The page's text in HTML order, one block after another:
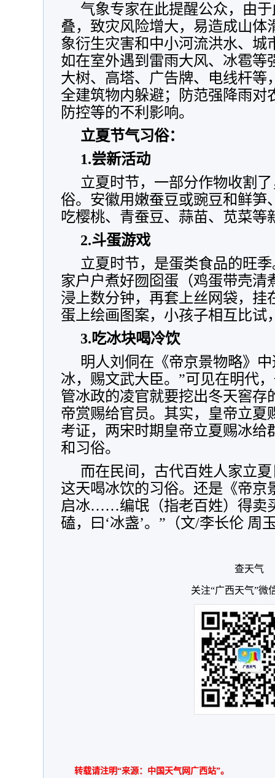
气象专家在此提醒公众，由
叠，致灾风险增大，易造成山体
象衍生灾害和中小河流洪水、城
如在室外遇到雷雨大风、冰雹等
大树、高塔、广告牌、电线杆等
全建筑物内躲避；防范强降雨对
防控等的不利影响。
立夏节气习俗：
1.尝新活动
立夏时节，一部分作物收割
俗。安徽用嫩蚕豆或豌豆和鲜笋
吃樱桃、青蚕豆、蒜苗、苋菜等
2.斗蛋游戏
立夏时节，是蛋类食品的旺
家户户煮好囫囵蛋（鸡蛋带壳清
浸上数分钟，再套上丝网袋，挂
蛋上绘画图案，小孩子相互比试
3.吃冰块喝冷饮
明人刘侗在《帝京景物略》
冰，赐文武大臣。”可见在明代
管冰政的凌官就要挖出冬天窖存
帝赏赐给官员。其实，皇帝立夏
考证，两宋时期皇帝立夏赐冰给
和习俗。
而在民间，古代百姓人家立
这天喝冰饮的习俗。还是《帝京
启冰……编氓（指老百姓）得卖
磕，曰‘冰盏’。”（文/李长伦 周
查天气
关注“广西天气”微
转载请注明“来源：中国天气网广西站”。